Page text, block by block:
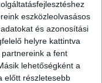
eszközleolvasásos
és azonosítási
helyre kattintva
a fent
lehetőségként a
előtt részletesebb
és
közzétette átfogó
egészségügyi
országokban...